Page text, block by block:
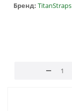
Бренд: TitanStraps